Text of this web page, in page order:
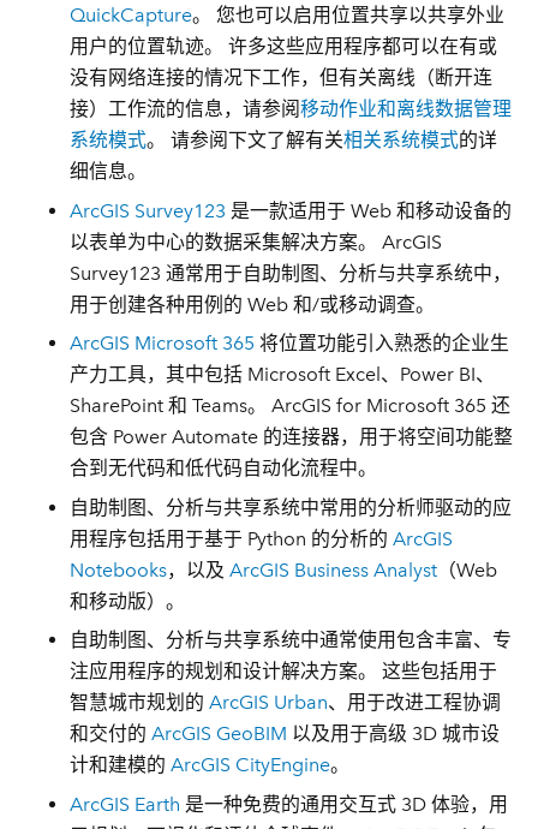
QuickCapture。 您也可以启用位置共享以共享外业
用户的位置轨迹。 许多这些应用程序都可以在有或
没有网络连接的情况下工作，但有关离线（断开连
接）工作流的信息，请参阅移动作业和离线数据管理
系统模式。 请参阅下文了解有关相关系统模式的详
细信息。
ArcGIS Survey123 是一款适用于 Web 和移动设备的
以表单为中心的数据采集解决方案。 ArcGIS
Survey123 通常用于自助制图、分析与共享系统中，
用于创建各种用例的 Web 和/或移动调查。
ArcGIS Microsoft 365 将位置功能引入熟悉的企业生
产力工具，其中包括 Microsoft Excel、Power BI、
SharePoint 和 Teams。 ArcGIS for Microsoft 365 还
包含 Power Automate 的连接器，用于将空间功能整
合到无代码和低代码自动化流程中。
自助制图、分析与共享系统中常用的分析师驱动的应
用程序包括用于基于 Python 的分析的ArcGIS
Notebooks，以及ArcGIS Business Analyst （Web
和移动版）。
自助制图、分析与共享系统中通常使用包含丰富、专
注应用程序的规划和设计解决方案。 这些包括用于
智慧城市规划的ArcGIS Urban、用于改进工程协调
和交付的ArcGIS GeoBIM 以及用于高级 3D 城市设
计和建模的ArcGIS CityEngine。
ArcGIS Earth 是一种免费的通用交互式 3D 体验，用